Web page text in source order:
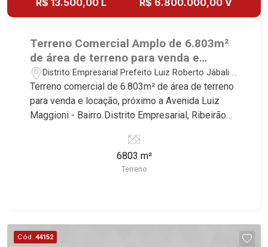
R$ 13.500,00 L R$ 6.800.000,00 V
Terreno Comercial Amplo de 6.803m²
de área de terreno para venda e
locação - Bairro Distrito Empresarial,
Ribeirão Preto/SP.
Distrito Empresarial Prefeito Luiz Roberto Jábali -
Ribeirão Preto/SP
Terreno comercial de 6.803m² de área de terreno
para venda e locação, próximo a Avenida Luiz
Maggioni - Bairro Distrito Empresarial, Ribeirão
imóvel que a Martinelli Imobiliária selecionou
- Declive - Ideal para empresas de grande porte
1051 - Alto da Boa Vista | Ribeirão Preto.
6803 m²
Terreno
Cód. 44152